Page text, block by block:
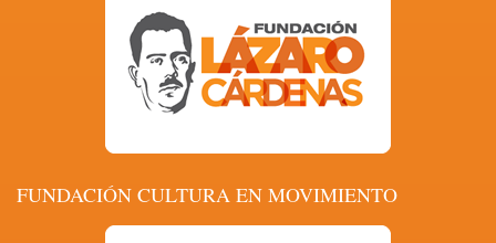
FUNDACIÓN CULTURA EN MOVIMIENTO